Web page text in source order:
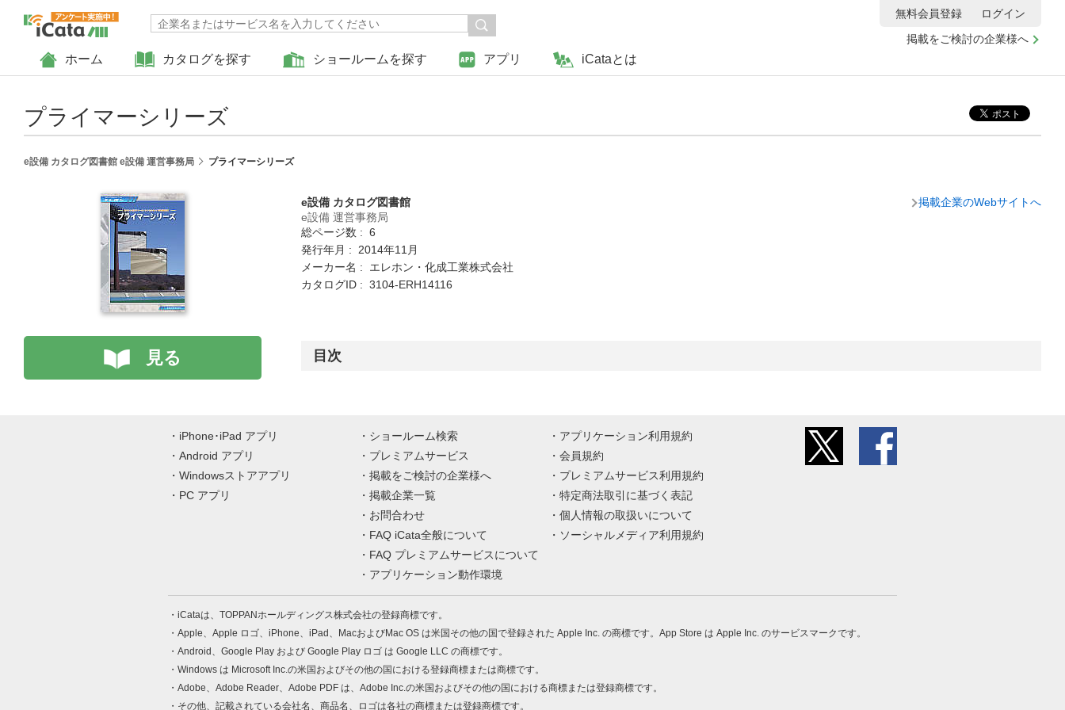
ホーム カタログを探す ショールームを探す アプリ iCataとは
掲載をご検討の企業様へ
無料会員登録 ログイン
プライマーシリーズ
e設備 カタログ図書館 e設備 運営事務局 プライマーシリーズ
見る
e設備 カタログ図書館
e設備 運営事務局
総ページ数 : 6
発行年月 : 2014年11月
メーカー名 : エレホン・化成工業株式会社
カタログID : 3104-ERH14116
掲載企業のWebサイトへ
目次
iPhone･iPad アプリ
Android アプリ
Windowsストアアプリ
PC アプリ
ショールーム検索
プレミアムサービス
掲載をご検討の企業様へ
掲載企業一覧
お問合わせ
FAQ iCata全般について
FAQ プレミアムサービスについて
アプリケーション動作環境
アプリケーション利用規約
会員規約
プレミアムサービス利用規約
特定商法取引に基づく表記
個人情報の取扱いについて
ソーシャルメディア利用規約
iCataは、TOPPANホールディングス株式会社の登録商標です。
Apple、Apple ロゴ、iPhone、iPad、MacおよびMac OS は米国その他の国で登録された Apple Inc. の商標です。App Store は Apple Inc. のサービスマークです。
Android、Google Play および Google Play ロゴ は Google LLC の商標です。
Windows は Microsoft Inc.の米国およびその他の国における登録商標または商標です。
Adobe、Adobe Reader、Adobe PDF は、Adobe Inc.の米国およびその他の国における商標または登録商標です。
その他、記載されている会社名、商品名、ロゴは各社の商標または登録商標です。